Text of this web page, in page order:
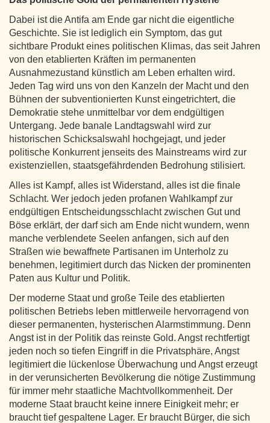
Dabei ist die Antifa am Ende gar nicht die eigentliche
Geschichte. Sie ist lediglich ein Symptom, das gut
sichtbare Produkt eines politischen Klimas, das seit Jahren
von den etablierten Kräften im permanenten
Ausnahmezustand künstlich am Leben erhalten wird.
Jeden Tag wird uns von den Kanzeln der Macht und den
Bühnen der subventionierten Kunst eingetrichtert, die
Demokratie stehe unmittelbar vor dem endgültigen
Untergang. Jede banale Landtagswahl wird zur
historischen Schicksalswahl hochgejagt, und jeder
politische Konkurrent jenseits des Mainstreams wird zur
existenziellen, staatsgefährdenden Bedrohung stilisiert.
Alles ist Kampf, alles ist Widerstand, alles ist die finale
Schlacht. Wer jedoch jeden profanen Wahlkampf zur
endgültigen Entscheidungsschlacht zwischen Gut und
Böse erklärt, der darf sich am Ende nicht wundern, wenn
manche verblendete Seelen anfangen, sich auf den
Straßen wie bewaffnete Partisanen im Unterholz zu
benehmen, legitimiert durch das Nicken der prominenten
Paten aus Kultur und Politik.
Der moderne Staat und große Teile des etablierten
politischen Betriebs leben mittlerweile hervorragend von
dieser permanenten, hysterischen Alarmstimmung. Denn
Angst ist in der Politik das reinste Gold. Angst rechtfertigt
jeden noch so tiefen Eingriff in die Privatsphäre, Angst
legitimiert die lückenlose Überwachung und Angst erzeugt
in der verunsicherten Bevölkerung die nötige Zustimmung
für immer mehr staatliche Machtvollkommenheit. Der
moderne Staat braucht keine innere Einigkeit mehr; er
braucht tief gespaltene Lager. Er braucht Bürger, die sich